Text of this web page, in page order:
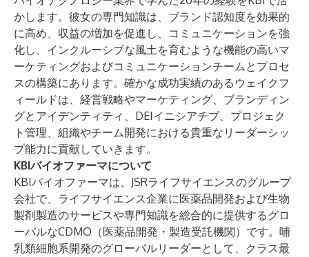
かします。彼女の専門知識は、ブランド認知度を効果的
に高め、収益の増加を促進し、コミュニケーションを強
化し、インクルーシブな風土を育むような機能の高いマ
ーケティングおよびコミュニケーションチームとプロセ
スの構築にあります。確かな成功実績のあるウェイクフ
ィールドは、経営戦略やマーケティング、ブランディン
グとアイデンティティ、DEIイニシアチブ、プロジェク
ト管理、組織やチーム開発における貴重なリーダーシッ
プ能力に貢献していきます。
KBIバイオファーマについて
KBIバイオファーマは、JSRライフサイエンスのグループ
会社で、ライフサイエンス企業に医薬品開発および生物
製剤製造のサービスや専門知識を総合的に提供するグロ
ーバルなCDMO（医薬品開発・製造受託機関）です。哺
乳類細胞系開発のグローバルリーダーとして、クラス最